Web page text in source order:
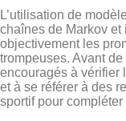
L’utilisation de
chaînes de Markov et
objectivement les
trompeuses. Avant
encouragés à vérifier
et à se référer à des
sportif pour